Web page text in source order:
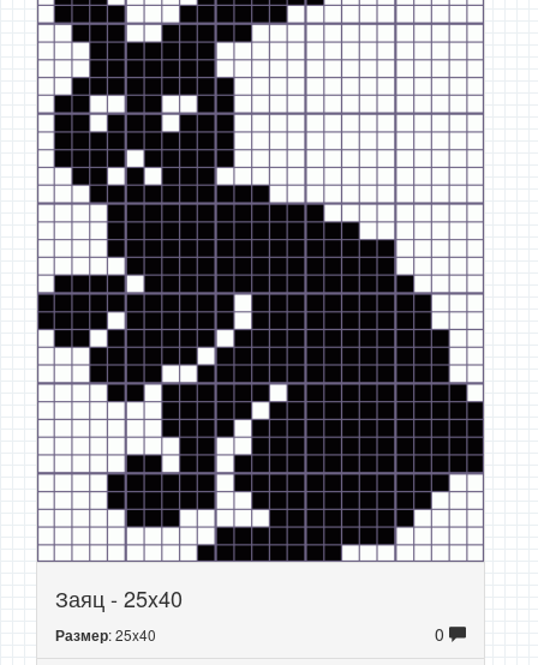
Заяц - 25x40
Размер: 25x40
0